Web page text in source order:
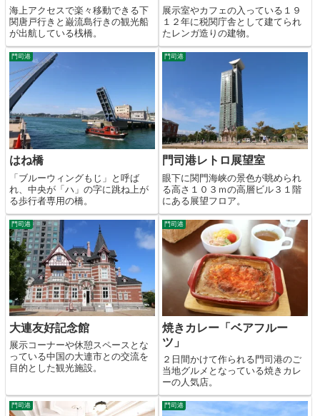
海上アクセスで楽々移動できる下
関唐戸行きと巌流島行きの観光船
が出航している桟橋。
展示室やカフェの入っている１９
１２年に税関庁舎として建てられ
たレンガ造りの建物。
門司港
はね橋
「ブルーウィングもじ」と呼ば
れ、中央が「ハ」の字に跳ね上が
る歩行者専用の橋。
門司港
門司港レトロ展望室
眼下に関門海峡の景色が眺められ
る高さ１０３ｍの高層ビル３１階
にある展望フロア。
門司港
大連友好記念館
展示コーナーや休憩スペースとな
っている中国の大連市との交流を
目的とした観光施設。
門司港
焼きカレー「ベアフルー
ツ」
２日間かけて作られる門司港のご
当地グルメとなっている焼きカレ
ーの人気店。
門司港 門司港